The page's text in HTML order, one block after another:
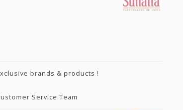
brands & products !
Service Team